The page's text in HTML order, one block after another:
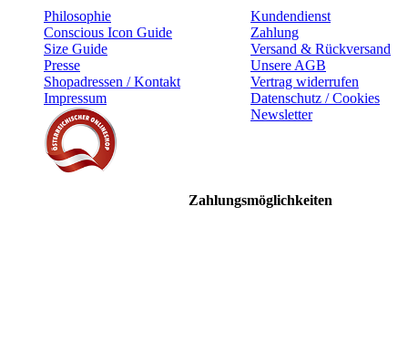
Philosophie
Conscious Icon Guide
Size Guide
Presse
Shopadressen / Kontakt
Impressum
Kundendienst
Zahlung
Versand & Rückversand
Unsere AGB
Vertrag widerrufen
Datenschutz / Cookies
Newsletter
Zahlungsmöglichkeiten